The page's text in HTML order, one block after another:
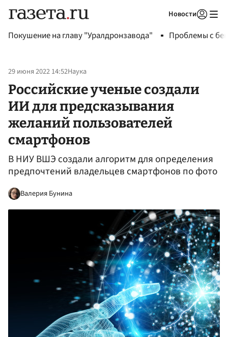
Новости
Покушение на главу "Уралдронзавода" Проблемы с
29 июня 2022 14:52Наука
Российские ученые создали
ИИ для предсказывания
желаний пользователей
смартфонов
В НИУ ВШЭ создали алгоритм для определения
предпочтений владельцев смартфонов по фото
Валерия Бунина